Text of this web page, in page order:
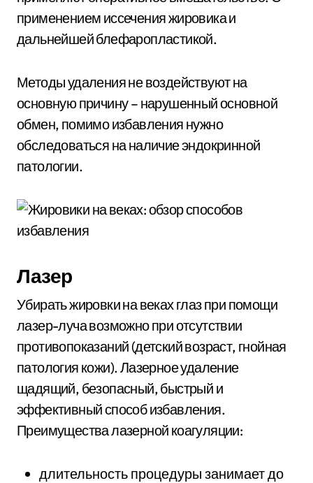
применением иссечения жировика и
дальнейшей блефаропластикой.
Методы удаления не воздействуют на
основную причину – нарушенный основной
обмен, помимо избавления нужно
обследоваться на наличие эндокринной
патологии.
Лазер
Убирать жировки на веках глаз при помощи
лазер-луча возможно при отсутствии
противопоказаний (детский возраст, гнойная
патология кожи). Лазерное удаление
щадящий, безопасный, быстрый и
эффективный способ избавления.
Преимущества лазерной коагуляции:
длительность процедуры занимает до